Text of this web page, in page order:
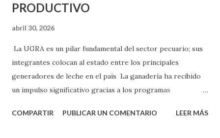
PRODUCTIVO
abril 30, 2026
La UGRA es un pilar fundamental del sector pecuario; sus
integrantes colocan al estado entre los principales
generadores de leche en el país La ganadería ha recibido
un impulso significativo gracias a los programas
muestra de su respaldo firme y decidido al campo, la
COMPARTIR PUBLICAR UN COMENTARIO LEER MÁS